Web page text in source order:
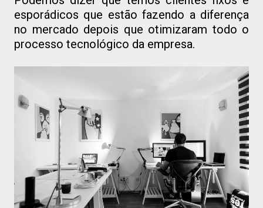
esporádicos que estão fazendo a diferença
no mercado depois que otimizaram todo o
processo tecnológico da empresa.